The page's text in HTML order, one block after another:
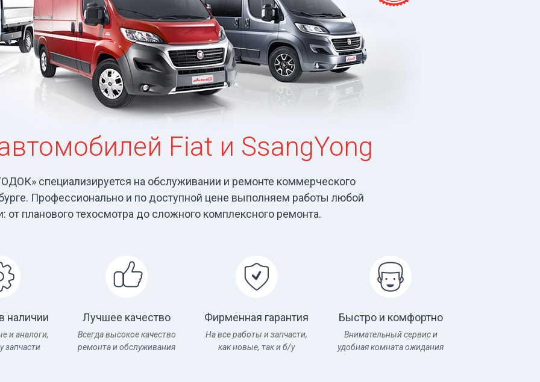
Fiat и SsangYong
специализируется на обслуживании и ремонте коммерческого
Профессионально и по доступной цене выполняем работы любой
от планового техосмотра до сложного комплексного ремонта.
наличии
и аналоги,
запчасти
Лучшее качество
Всегда высокое качество
ремонта и обслуживания
Фирменная гарантия
На все работы и запчасти,
как новые, так и б/у
Быстро и комфортно
Внимательный сервис и
удобная комната ожидания